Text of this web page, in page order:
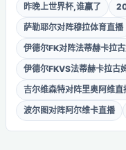
昨晚上世界杯,谁赢了
萨勒耶尔对阵穆拉体育直播
伊德尔FK对阵法蒂赫卡拉
伊德尔FKVS法蒂赫卡拉古
吉尔维森特对阵里奥阿维直
波尔图对阵阿尔维卡直播